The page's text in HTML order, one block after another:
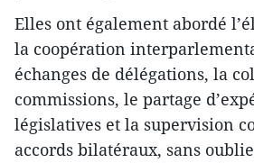
Elles ont également abordé
la coopération
échanges de délégations, la
commissions, le partage
législatives et la supervision
accords bilatéraux, sans